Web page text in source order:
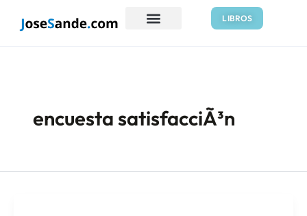
LIBROS
encuesta satisfacciÃ³n